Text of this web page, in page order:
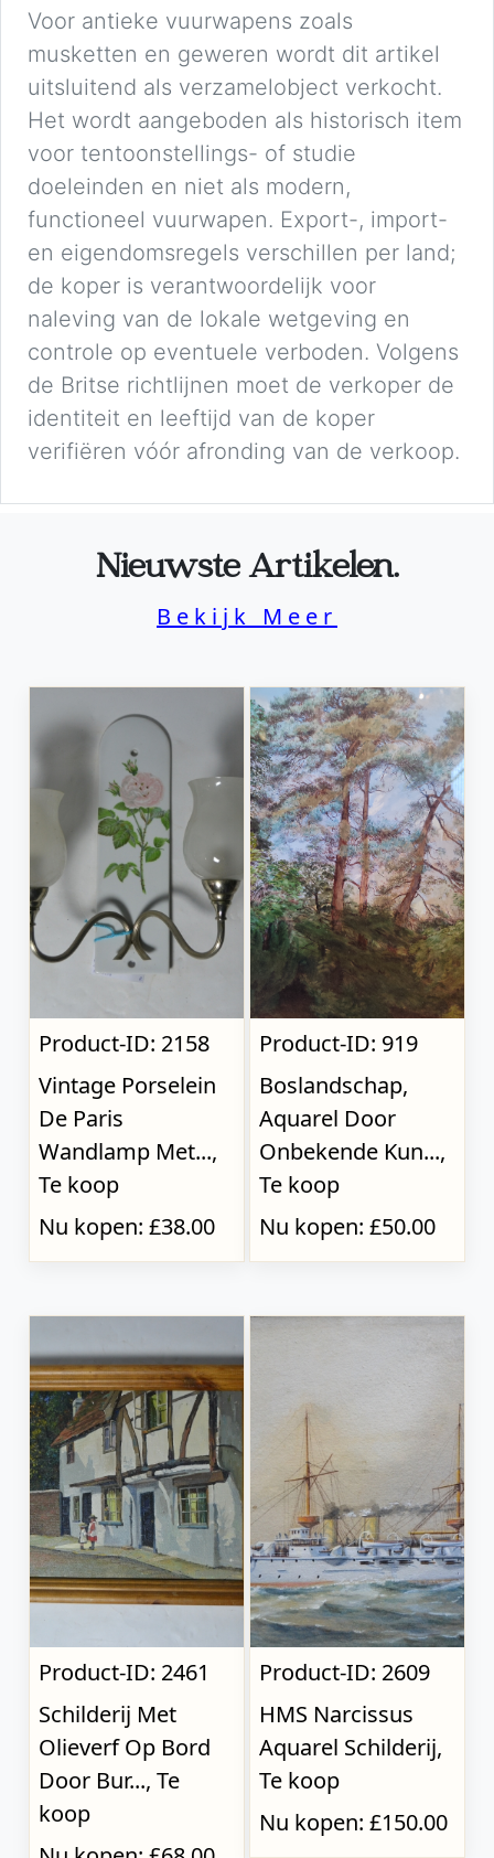
Voor antieke vuurwapens zoals
musketten en geweren wordt dit artikel
uitsluitend als verzamelobject verkocht.
Het wordt aangeboden als historisch item
voor tentoonstellings- of studie
doeleinden en niet als modern,
functioneel vuurwapen. Export-, import-
en eigendomsregels verschillen per land;
de koper is verantwoordelijk voor
naleving van de lokale wetgeving en
controle op eventuele verboden. Volgens
de Britse richtlijnen moet de verkoper de
identiteit en leeftijd van de koper
verifiëren vóór afronding van de verkoop.
Nieuwste Artikelen.
Bekijk Meer
Product-ID: 2158
Vintage Porselein
De Paris
Wandlamp Met...,
Te koop
Nu kopen: £38.00
Product-ID: 919
Boslandschap,
Aquarel Door
Onbekende Kun...,
Te koop
Nu kopen: £50.00
Product-ID: 2461
Schilderij Met
Olieverf Op Bord
Door Bur..., Te
koop
Product-ID: 2609
HMS Narcissus
Aquarel Schilderij,
Te koop
Nu kopen: £150.00